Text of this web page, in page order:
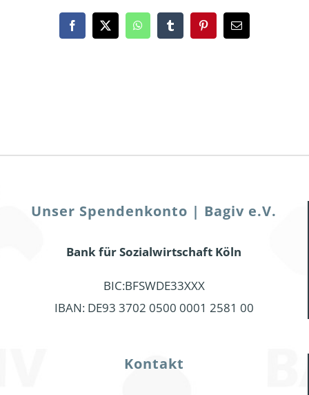
Facebook
X WhatsAppTumblrPinterestEmail
Unser Spendenkonto | Bagiv e.V.
Bank für Sozialwirtschaft Köln
BIC:BFSWDE33XXX
IBAN: DE93 3702 0500 0001 2581 00
Kontakt